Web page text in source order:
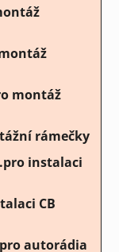
montáž
rámečky
instalaci
CB
autorádia